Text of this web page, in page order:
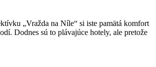
„Vražda na Níle“ si iste pamätá komfort
Dodnes sú to plávajúce hotely, ale pretože